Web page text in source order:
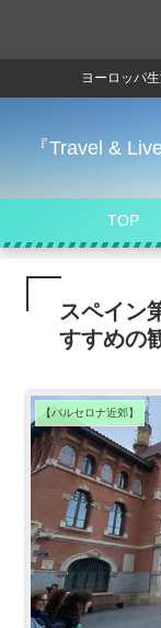
ヨーロッパ
『Travel &
TOP
スペイ
すすめの
【バルセロナ近郊】